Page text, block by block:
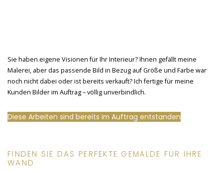
Sie haben eigene Visionen für Ihr Interieur? Ihnen gefällt meine
Malerei, aber das passende Bild in Bezug auf Größe und Farbe war
noch nicht dabei oder ist bereits verkauft? Ich fertige für meine
Kunden Bilder im Auftrag – völlig unverbindlich.
Diese Arbeiten sind bereits im Auftrag entstanden
FINDEN SIE DAS PERFEKTE GEMÄLDE FÜR IHRE
WAND